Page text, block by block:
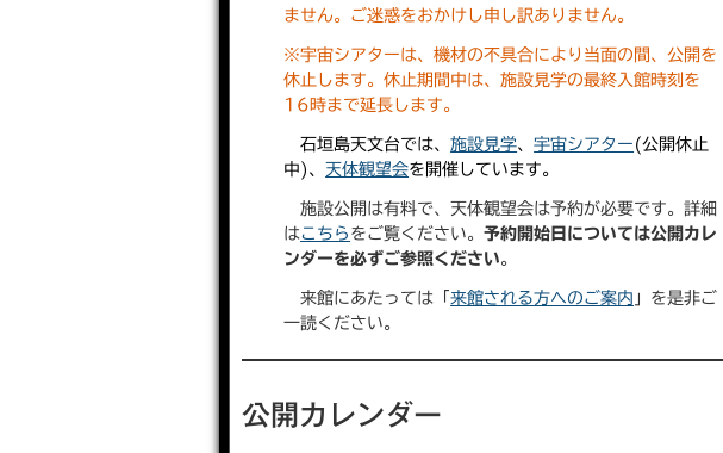
ません。ご迷惑をおかけし申し訳ありません。
※宇宙シアターは、機材の不具合により当面の間、公開を
休止します。休止期間中は、施設見学の最終入館時刻を
16時まで延長します。
石垣島天文台では、施設見学、宇宙シアター (公開休止
中)、 天体観望会を開催しています。
施設公開は有料で、天体観望会は予約が必要です。詳細
はこちら をご覧ください。予約開始日については公開カレ
ンダーを必ずご参照ください。
来館にあたっては「来館される方へのご案内 」を是非ご
一読ください。
公開カレンダー